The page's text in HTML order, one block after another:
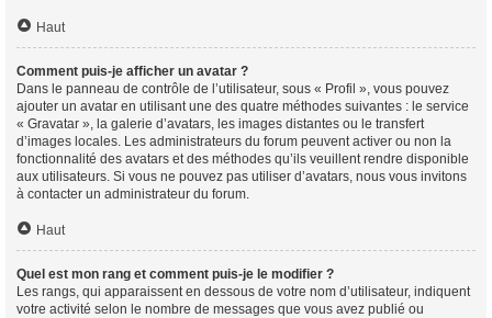
Haut
Comment puis-je afficher un avatar ?
Dans le panneau de contrôle de l’utilisateur, sous « Profil », vous pouvez
ajouter un avatar en utilisant une des quatre méthodes suivantes : le service
« Gravatar », la galerie d’avatars, les images distantes ou le transfert
d’images locales. Les administrateurs du forum peuvent activer ou non la
fonctionnalité des avatars et des méthodes qu’ils veuillent rendre disponible
aux utilisateurs. Si vous ne pouvez pas utiliser d’avatars, nous vous invitons
à contacter un administrateur du forum.
Haut
Quel est mon rang et comment puis-je le modifier ?
Les rangs, qui apparaissent en dessous de votre nom d’utilisateur, indiquent
votre activité selon le nombre de messages que vous avez publié ou